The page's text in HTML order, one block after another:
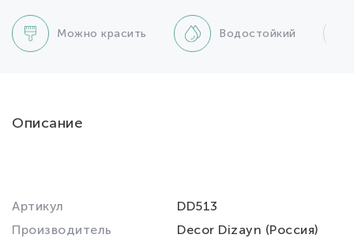
Можно красить Водостойкий
Описание
Артикул
DD513
Производитель
Decor Dizayn (Россия)